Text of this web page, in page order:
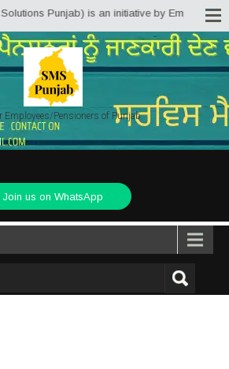
Punjab) is an initiative by Employees/
Employees/Pensioners of Punjab
Join us on WhatsApp